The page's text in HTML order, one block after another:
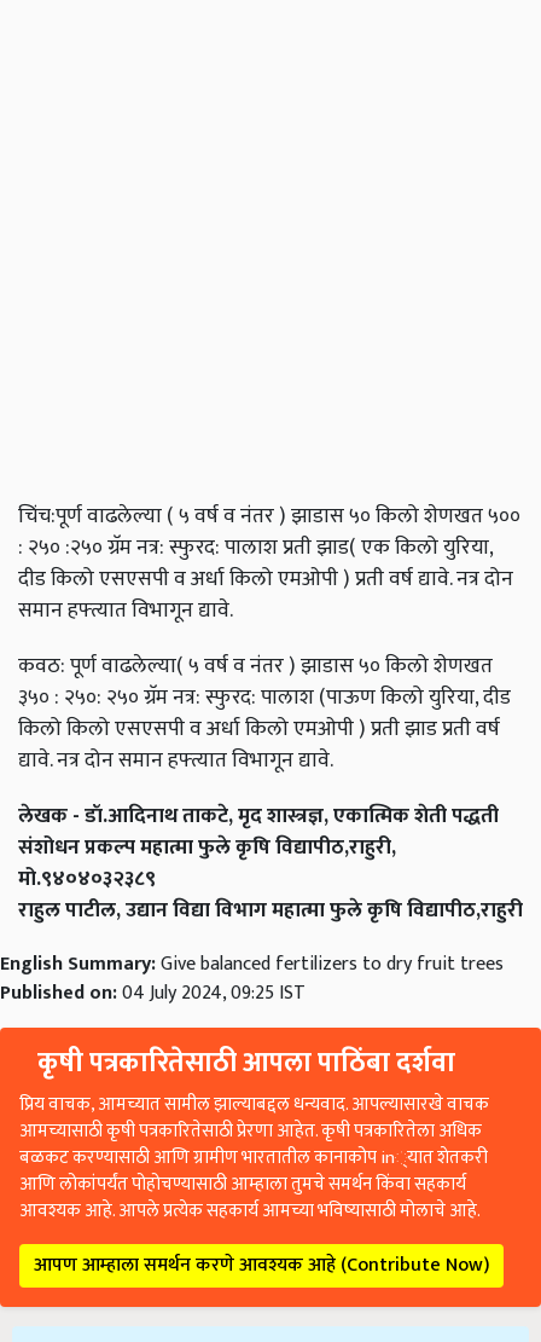
चिंच:पूर्ण वाढलेल्या ( ५ वर्ष व नंतर ) झाडास ५० किलो शेणखत ५००
: २५० :२५० ग्रॅम नत्र: स्फुरद: पालाश प्रती झाड( एक किलो युरिया,
दीड किलो एसएसपी व अर्धा किलो एमओपी ) प्रती वर्ष द्यावे. नत्र दोन
समान हफ्त्यात विभागून द्यावे.
कवठ: पूर्ण वाढलेल्या( ५ वर्ष व नंतर ) झाडास ५० किलो शेणखत
३५० : २५०: २५० ग्रॅम नत्र: स्फुरद: पालाश (पाऊण किलो युरिया, दीड
किलो किलो एसएसपी व अर्धा किलो एमओपी ) प्रती झाड प्रती वर्ष
द्यावे. नत्र दोन समान हफ्त्यात विभागून द्यावे.
लेखक - डॉ.आदिनाथ ताकटे, मृद शास्त्रज्ञ, एकात्मिक शेती पद्धती
संशोधन प्रकल्प महात्मा फुले कृषि विद्यापीठ,राहुरी,
मो.९४०४०३२३८९
राहुल पाटील, उद्यान विद्या विभाग महात्मा फुले कृषि विद्यापीठ,राहुरी
English Summary:Give balanced fertilizers to dry fruit trees
Published on:04 July 2024, 09:25 IST
कृषी पत्रकारितेसाठी आपला पाठिंबा दर्शवा
प्रिय वाचक, आमच्यात सामील झाल्याबद्दल धन्यवाद. आपल्यासारखे वाचक
आमच्यासाठी कृषी पत्रकारितेसाठी प्रेरणा आहेत. कृषी पत्रकारितेला अधिक
बळकट करण्यासाठी आणि ग्रामीण भारतातील कानाकोप in्यात शेतकरी
आणि लोकांपर्यंत पोहोचण्यासाठी आम्हाला तुमचे समर्थन किंवा सहकार्य
आवश्यक आहे. आपले प्रत्येक सहकार्य आमच्या भविष्यासाठी मोलाचे आहे.
आपण आम्हाला समर्थन करणे आवश्यक आहे (Contribute Now)